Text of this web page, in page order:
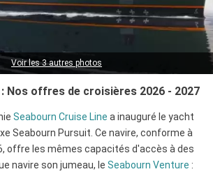
Rechercher
Nos offres de croisières 2026 - 2027
Seabourn Cruise Line a inauguré le yacht
Seabourn Pursuit. Ce navire, conforme à
offre les mêmes capacités d'accès à des
navire son jumeau, le Seabourn Venture :
Voir les 3 autres photos